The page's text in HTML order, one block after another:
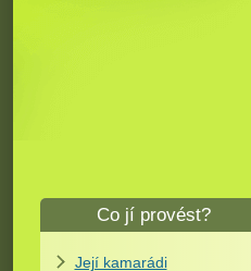
Co jí provést?
Její kamarádi